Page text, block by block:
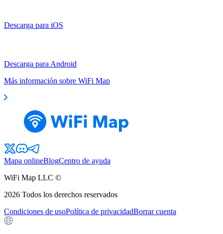
Descarga para iOS
Descarga para Android
Más información sobre WiFi Map
Mapa onlineBlogCentro de ayuda
WiFi Map LLC ©
2026 Todos los derechos reservados
Condiciones de usoPolítica de privacidadBorrar cuenta